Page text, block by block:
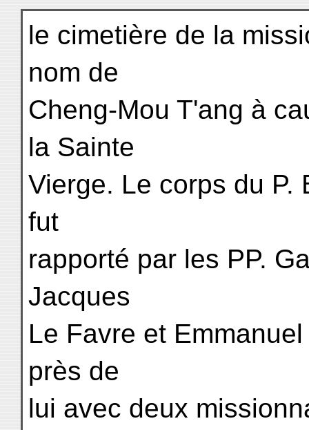
le cimetière de la
nom de
Cheng-Mou T'ang à
la Sainte
Vierge. Le corps du P.
fut
rapporté par les PP.
Jacques
Le Favre et
près de
lui avec deux